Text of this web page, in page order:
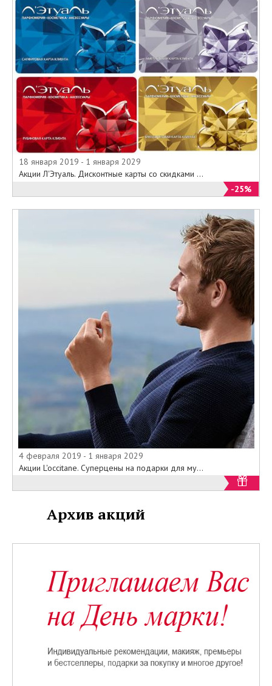
18 января 2019 - 1 января 2029
Акции Л'Этуаль. Дисконтные карты со скидками ...
-25%
4 февраля 2019 - 1 января 2029
Акции L'occitane. Суперцены на подарки для му...
Архив акций